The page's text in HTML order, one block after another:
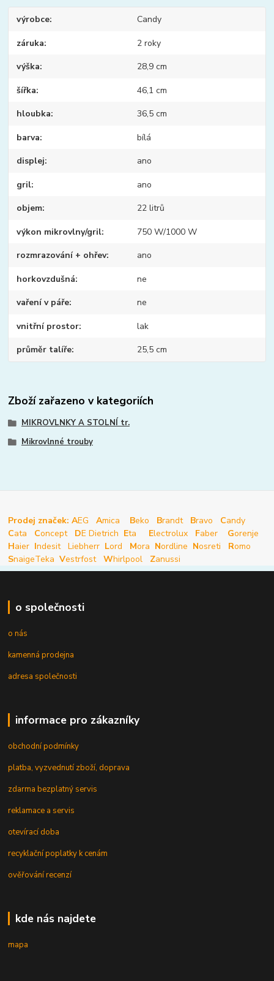
výrobce Candy
záruka 2 roky
výška 28,9 cm
šířka 46,1 cm
hloubka 36,5 cm
barva bílá
displej ano
gril ano
objem 22 litrů
výkon mikrovlny/gril 750 W/1000 W
rozmrazování + ohřev ano
horkovzdušná ne
vaření v páře ne
vnitřní prostor lak
průměr talíře 25,5 cm
Zboží zařazeno v kategoriích
MIKROVLNKY A STOLNÍ tr.
Mikrovlnné trouby
Prodej značek: AEG Amica Beko Brandt Bravo Candy
Cata Concept DE Dietrich Eta Electrolux Faber Gorenje
Haier Indesit Liebherr Lord Mora Nordline Nosreti Romo
SnaigeTeka Vestrfost Whirlpool Zanussi
o společnosti
o nás
kamenná prodejna
adresa společnosti
informace pro zákazníky
obchodní podmínky
platba, vyzvednutí zboží, doprava
zdarma bezplatný servis
reklamace a servis
otevírací doba
recyklační poplatky k cenám
ověřování recenzí
kde nás najdete
mapa